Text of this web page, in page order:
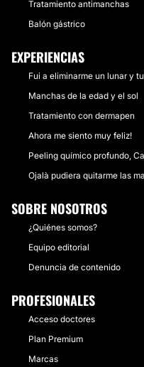
Tratamiento antimanchas
Balón gástrico
EXPERIENCIAS
Fui a eliminarme un lunar y
Manchas de la edad y el sol
Tratamiento con dermapen
Ahora me siento muy feliz!
Peeling químico profundo,
Ojalà pudiera quitarme las
SOBRE NOSOTROS
¿Quiénes somos?
Equipo editorial
Denuncia de contenido
PROFESIONALES
Acceso doctores
Plan Premium
Marcas